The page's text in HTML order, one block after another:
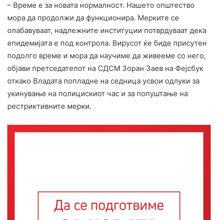
– Време е за новата нормалност. Нашето општество
мора да продолжи да функционира. Мерките се
олабавуваат, надлежните институции потврдуваат дека
епидемијата е под контрола. Вирусот ќе биде присутен
подолго време и мора да научиме да живееме со него,
објави претседателот на СДСМ Зоран Заев на Фејсбук
откако Владата попладне на седница усвои одлуки за
укинување на полицискиот час и за попуштање на
рестриктивните мерки.